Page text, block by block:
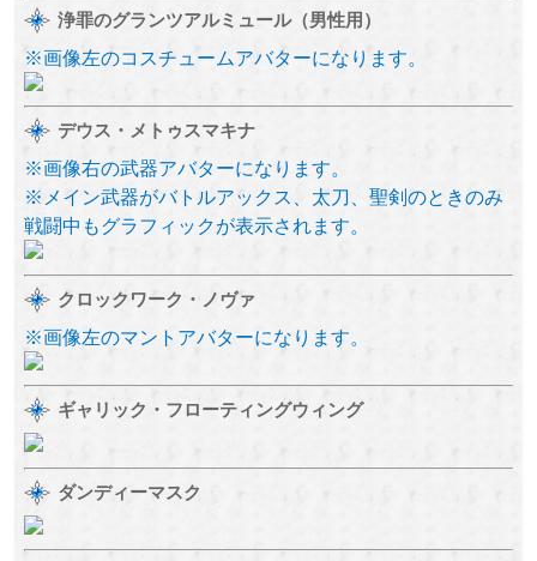
浄罪のグランツアルミュール（男性用）
※画像左のコスチュームアバターになります。
デウス・メトゥスマキナ
※画像右の武器アバターになります。
※メイン武器がバトルアックス、太刀、聖剣のときのみ
戦闘中もグラフィックが表示されます。
クロックワーク・ノヴァ
※画像左のマントアバターになります。
ギャリック・フローティングウィング
ダンディーマスク